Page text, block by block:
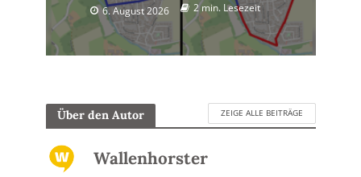
6. August 2026 2 min. Lesezeit
Über den Autor ZEIGE ALLE BEITRÄGE
Wallenhorster